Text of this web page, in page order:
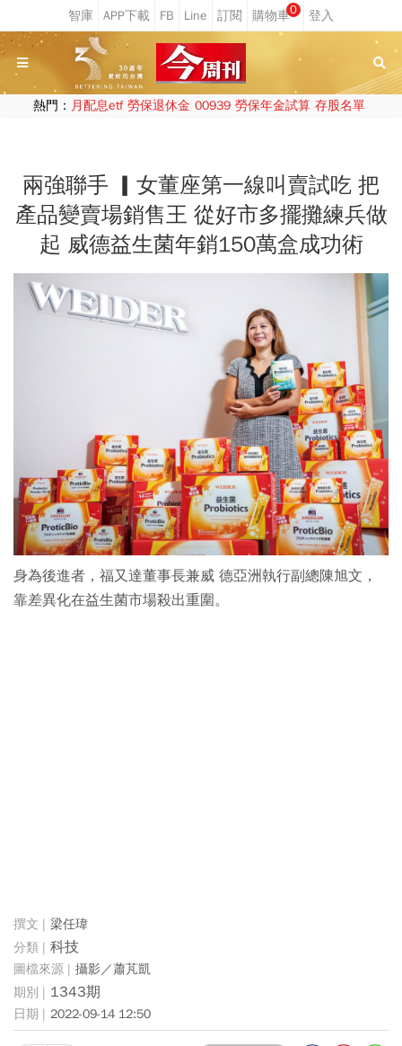
0
熱門： 月配息etf 勞保退休金 00939 勞保年金試算 存股名單
兩強聯手 ▎女董座第一線叫賣試吃 把
產品變賣場銷售王 從好市多擺攤練兵做
起 威德益生菌年銷150萬盒成功術
身為後進者，福又達董事長兼威 德亞洲執行副總陳旭文，
靠差異化在益生菌市場殺出重圍。
梁任瑋
科技
攝影／蕭芃凱
1343期
2022-09-14 12:50